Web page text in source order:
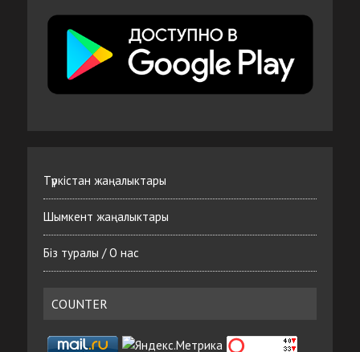
Түркістан жаңалыктары
Шымкент жаңалыктары
Біз туралы / О нас
COUNTER